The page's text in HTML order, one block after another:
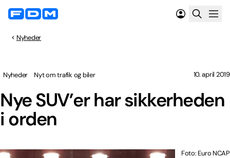
Nyheder
Nye SUV’er har sikkerheden
i orden
Nyheder Nyt om trafik og biler 10. april 2019
Foto: Euro NCAP